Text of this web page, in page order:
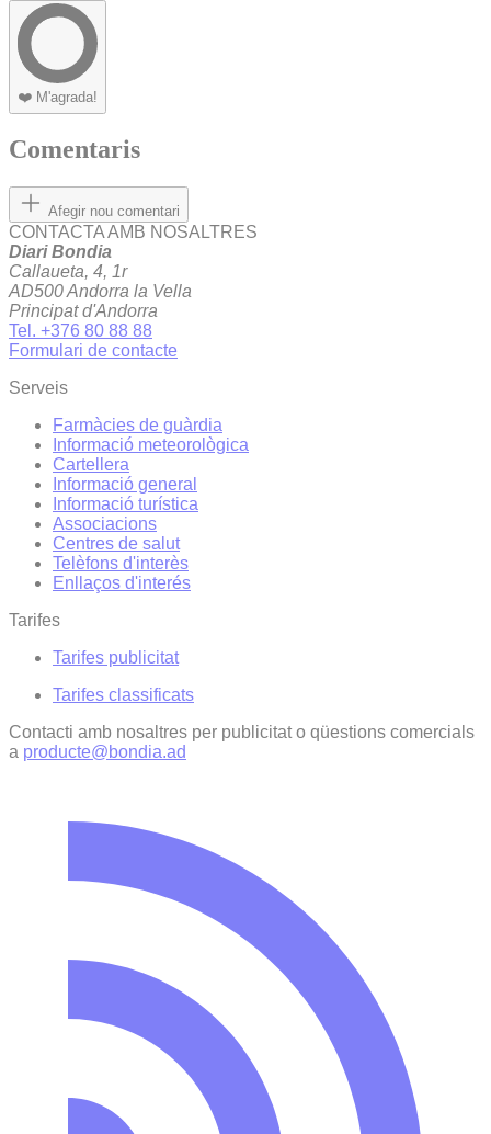
❤️ M'agrada!
Comentaris
Afegir nou comentari
CONTACTA AMB NOSALTRES
Diari Bondia
Callaueta, 4, 1r
AD500 Andorra la Vella
Principat d'Andorra
Tel. +376 80 88 88
Formulari de contacte
Serveis
Farmàcies de guàrdia
Informació meteorològica
Cartellera
Informació general
Informació turística
Associacions
Centres de salut
Telèfons d'interès
Enllaços d'interés
Tarifes
Tarifes publicitat
Tarifes classificats
Contacti amb nosaltres per publicitat o qüestions comercials
a producte@bondia.ad